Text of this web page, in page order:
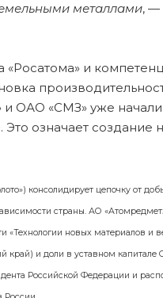
металлами, —
и
ОАО «СМЗ» уже
означает
консолидирует цепочку от
страны. АО
«Технологии новых материалов и
и доли в уставном капитале
Российской Федерации и